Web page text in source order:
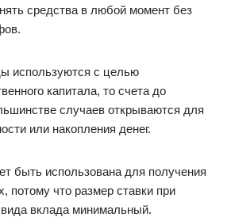
средства в любой момент без
используются с целью
капитала, то счета до
случаев открываются для
или накопления денег.
быть использована для получения
потому что размер ставки при
вклада минимальный.